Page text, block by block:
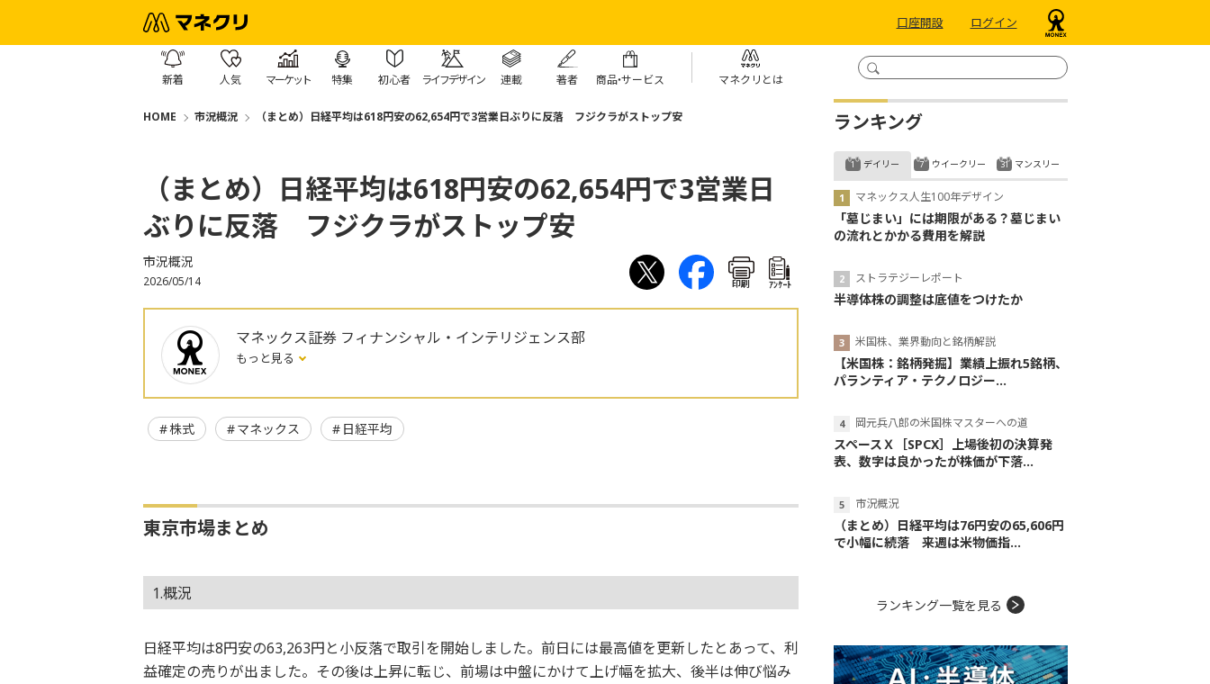
口座開設 ログイン
新着 人気 マーケット 特集 初心者 ライフデザイン 連載 著者 商品・サービス マネクリとは
HOME 市況概況 （まとめ）日経平均は618円安の62,654円で3営業日ぶりに反落 フジクラがストップ安
（まとめ）日経平均は618円安の62,654円で3営業日
ぶりに反落 フジクラがストップ安
市況概況
2026/05/14 印刷 ｱﾝｹｰﾄ
マネックス証券 フィナンシャル・インテリジェンス部
もっと見る
株式 マネックス 日経平均
東京市場まとめ
1.概況
日経平均は8円安の63,263円と小反落で取引を開始しました。前日には最高値を更新したとあって、利
益確定の売りが出ました。その後は上昇に転じ、前場は中盤にかけて上げ幅を拡大、後半は伸び悩み
ランキング
デイリー
マネックス人生100年デザイン
「墓じまい」には期限がある？墓じまい
の流れとかかる費用を解説
ストラテジーレポート
半導体株の調整は底値をつけたか
米国株、業界動向と銘柄解説
【米国株：銘柄発掘】業績上振れ5銘柄、
パランティア・テクノロジー...
岡元兵八郎の米国株マスターへの道
スペースＸ［SPCX］上場後初の決算発
表、数字は良かったが株価が下落...
市況概況
（まとめ）日経平均は76円安の65,606円
で小幅に続落 来週は米物価指...
ウイークリー マンスリー
ランキング一覧を見る